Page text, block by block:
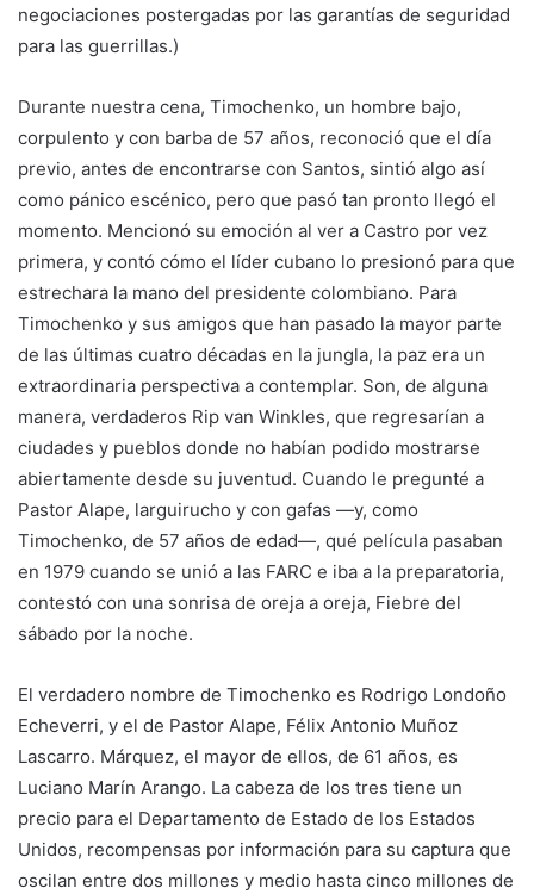
negociaciones postergadas por las garantías de seguridad
para las guerrillas.)
Durante nuestra cena, Timochenko, un hombre bajo,
corpulento y con barba de 57 años, reconoció que el día
previo, antes de encontrarse con Santos, sintió algo así
como pánico escénico, pero que pasó tan pronto llegó el
momento. Mencionó su emoción al ver a Castro por vez
primera, y contó cómo el líder cubano lo presionó para que
estrechara la mano del presidente colombiano. Para
Timochenko y sus amigos que han pasado la mayor parte
de las últimas cuatro décadas en la jungla, la paz era un
extraordinaria perspectiva a contemplar. Son, de alguna
manera, verdaderos Rip van Winkles, que regresarían a
ciudades y pueblos donde no habían podido mostrarse
abiertamente desde su juventud. Cuando le pregunté a
Pastor Alape, larguirucho y con gafas —y, como
Timochenko, de 57 años de edad—, qué película pasaban
en 1979 cuando se unió a las FARC e iba a la preparatoria,
contestó con una sonrisa de oreja a oreja, Fiebre del
sábado por la noche.
El verdadero nombre de Timochenko es Rodrigo Londoño
Echeverri, y el de Pastor Alape, Félix Antonio Muñoz
Lascarro. Márquez, el mayor de ellos, de 61 años, es
Luciano Marín Arango. La cabeza de los tres tiene un
precio para el Departamento de Estado de los Estados
Unidos, recompensas por información para su captura que
oscilan entre dos millones y medio hasta cinco millones de